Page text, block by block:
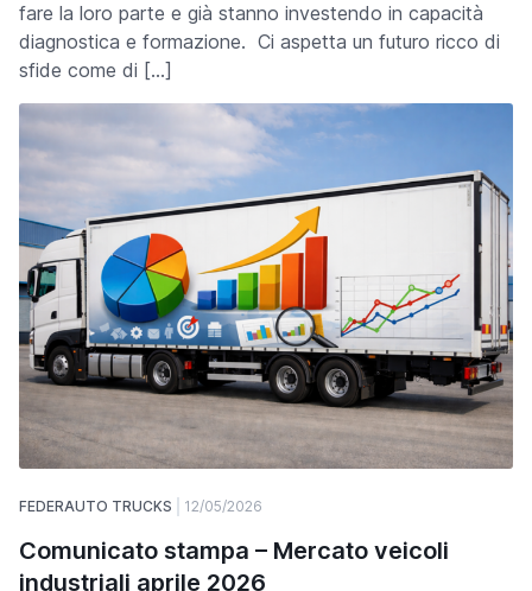
fare la loro parte e già stanno investendo in capacità
diagnostica e formazione. Ci aspetta un futuro ricco di
sfide come di […]
FEDERAUTO TRUCKS 12/05/2026
Comunicato stampa – Mercato veicoli
industriali aprile 2026